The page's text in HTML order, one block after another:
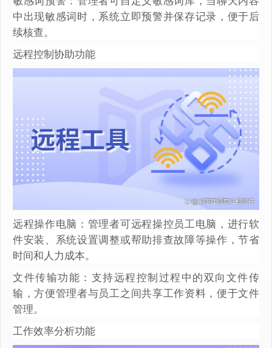
中出现敏感词时，系统立即预警并保存记录，便于后
续核查。
远程控制协助功能
远程操作电脑：管理者可远程操控员工电脑，进行软
件安装、系统设置调整或帮助排查故障等操作，节省
时间和人力成本。
文件传输功能：支持远程控制过程中的双向文件传
输，方便管理者与员工之间共享工作资料，便于文件
管理。
工作效率分析功能